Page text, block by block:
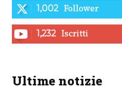
1,002 Follower
1,232 Iscritti
Ultime notizie